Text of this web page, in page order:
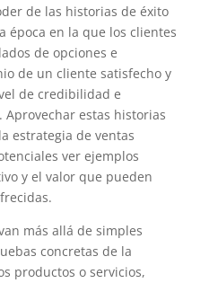
de las historias de éxito
época en la que los clientes
de opciones e
de un cliente satisfecho y
de credibilidad e
estas historias
estrategia de ventas
ver ejemplos
y el valor que pueden
más allá de simples
concretas de la
productos o servicios,